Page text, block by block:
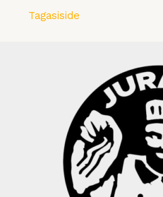
Tagasiside